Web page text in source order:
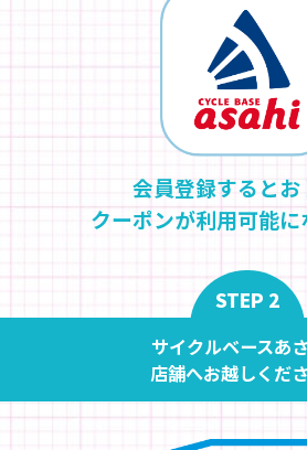
会員登録するとお
クーポンが利用可能に
STEP 2
サイクルベースあ
店舗へお越しくださ